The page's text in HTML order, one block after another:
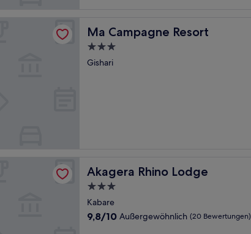
Ma Campagne Resort
Ma Campagne Resort
3.0-
Sterne-
Gishari
Akagera Rhino Lodge
Akagera Rhino Lodge
3.0-
Sterne-
Unterkunft
Kabare
9.8
9,8/10 Außergewöhnlich (20 Bewertungen)